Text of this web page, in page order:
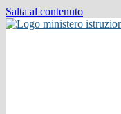
Salta al contenuto